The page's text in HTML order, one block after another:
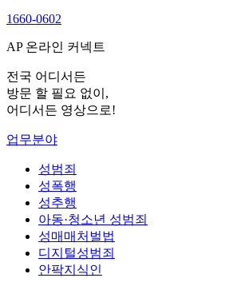
1660-0602
AP 온라인 커넥트
전국 어디서든
방문 할 필요 없이,
어디서든 영상으로!
업무분야
성범죄
성폭행
성추행
아동·청소년 성범죄
성매매처벌법
디지털성범죄
안팍지식인